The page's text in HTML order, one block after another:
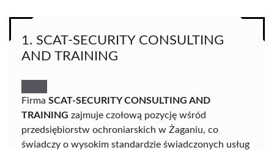
1. SCAT-SECURITY CONSULTING
AND TRAINING
Firma SCAT-SECURITY CONSULTING AND
TRAINING zajmuje czołową pozycję wśród
przedsiębiorstw ochroniarskich w Żaganiu, co
świadczy o wysokim standardzie świadczonych usług